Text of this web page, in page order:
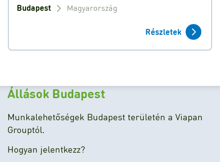
Budapest Magyarország
Részletek
Állások Budapest
Munkalehetőségek Budapest területén a Viapan
Grouptól.
Hogyan jelentkezz?